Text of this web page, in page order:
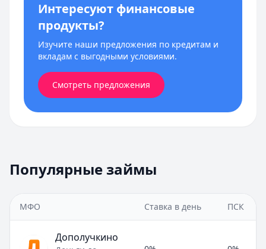
Интересуют финансовые
продукты?
Изучите наши предложения по кредитам и
вкладам с выгодными условиями.
Смотреть предложения
Популярные займы
МФО Ставка в день ПСК
Дополучкино